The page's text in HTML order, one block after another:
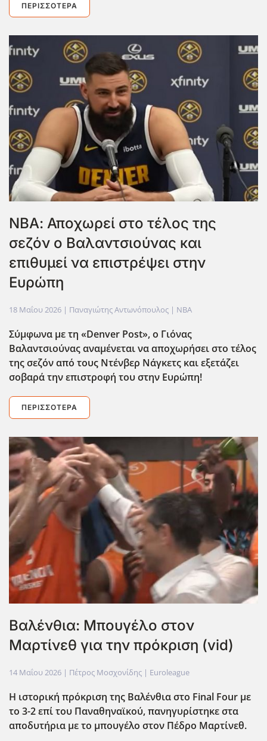
ΠΕΡΙΣΣΌΤΕΡΑ
ΝΒΑ: Αποχωρεί στο τέλος της
σεζόν ο Βαλαντσιούνας και
επιθυμεί να επιστρέψει στην
Ευρώπη
18 Μαΐου 2026 | Παναγιώτης Αντωνόπουλος | NBA
Σύμφωνα με τη «Denver Post», ο Γιόνας
Βαλαντσιούνας αναμένεται να αποχωρήσει στο τέλος
της σεζόν από τους Ντένβερ Νάγκετς και εξετάζει
σοβαρά την επιστροφή του στην Ευρώπη!
ΠΕΡΙΣΣΌΤΕΡΑ
Βαλένθια: Μπουγέλο στον
Μαρτίνεθ για την πρόκριση (vid)
14 Μαΐου 2026 | Πέτρος Μοσχονίδης | Euroleague
Η ιστορική πρόκριση της Βαλένθια στο Final Four με
το 3-2 επί του Παναθηναϊκού, πανηγυρίστηκε στα
αποδυτήρια με το μπουγέλο στον Πέδρο Μαρτίνεθ.